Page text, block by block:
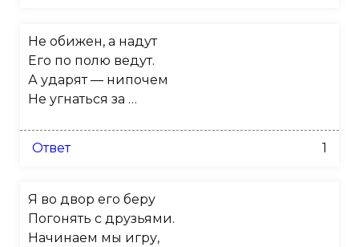
Не обижен, а надут
Его по полю ведут.
А ударят — нипочем
Не угнаться за …
Ответ 1
Я во двор его беру
Погонять с друзьями.
Начинаем мы игру,